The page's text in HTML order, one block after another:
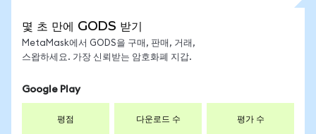
몇 초 만에 GODS 받기
MetaMask에서 GODS을 구매, 판매, 거래,
스왑하세요. 가장 신뢰받는 암호화폐 지갑.
Google Play
평점 다운로드 수 평가 수